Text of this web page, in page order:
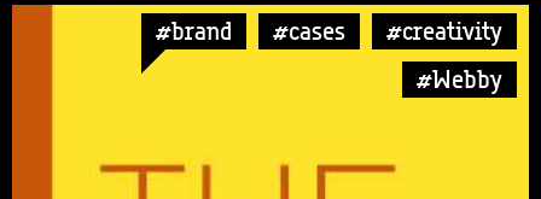
#brand #cases
#creativity
#Webby